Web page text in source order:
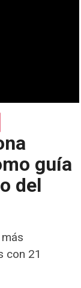
guía
del
con 21